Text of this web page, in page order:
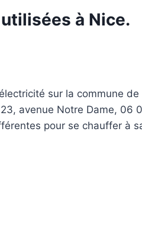
à Nice.
sur la commune de
avenue Notre Dame, 06
pour se chauffer à